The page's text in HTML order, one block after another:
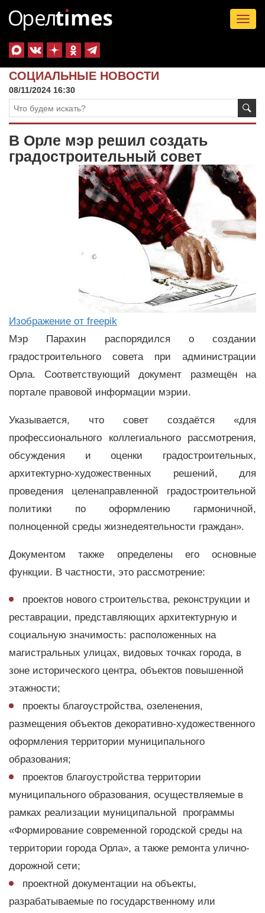
СОЦИАЛЬНЫЕ НОВОСТИ
08/11/2024 16:30
В Орле мэр решил создать
градостроительный совет
Изображение от freepik
Мэр Парахин распорядился о создании
градостроительного совета при администрации
Орла. Соответствующий документ размещён на
портале правовой информации мэрии.
Указывается, что совет создаётся «для
профессионального коллегиального рассмотрения,
обсуждения и оценки градостроительных,
архитектурно-художественных решений, для
проведения целенаправленной градостроительной
политики по оформлению гармоничной,
полноценной среды жизнедеятельности граждан».
Документом также определены его основные
функции. В частности, это рассмотрение:
проектов нового строительства, реконструкции и
реставрации, представляющих архитектурную и
социальную значимость: расположенных на
магистральных улицах, видовых точках города, в
зоне исторического центра, объектов повышенной
этажности;
проекты благоустройства, озеленения,
размещения объектов декоративно-художественного
оформления территории муниципального
образования;
проектов благоустройства территории
муниципального образования, осуществляемые в
рамках реализации муниципальной программы
«Формирование современной городской среды на
территории города Орла», а также ремонта улично-
дорожной сети;
проектной документации на объекты,
разрабатываемые по государственному или